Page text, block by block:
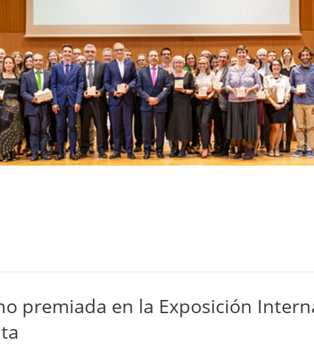
premiada en la Exposición